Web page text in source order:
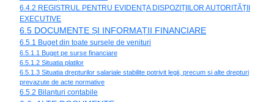
6.4.2 REGISTRUL PENTRU EVIDENȚA DISPOZIȚIILOR AUTORITĂȚII
EXECUTIVE
6.5 DOCUMENTE ȘI INFORMAȚII FINANCIARE
6.5.1 Buget din toate sursele de venituri
6.5.1.1 Buget pe surse financiare
6.5.1.2 Situatia platilor
6.5.1.3 Situatia drepturilor salariale stabilite potrivit legii, precum si alte drepturi
prevazute de acte normative
6.5.2 Bilanturi contabile